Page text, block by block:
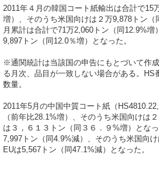
2011年４月の韓国コート紙輸出は合計で15
増）、そのうち米国向けは２万9,878トン
月累計は合計で71万2,060トン（同12.9%
9,897トン（同12.0％増）となった。
※通関統計は当該国の申告にもとづいて作
る月次、品目が一致しない場合がある。HS
数量。
2011年5月の中国中質コート紙（
（前年比28.1%増）、そのうち米国向けは
は３，６１３トン（同３６．９%増）とな
7,997トン（同4.9%減）、そのうち米国向け
EUは5,567トン（同47.1%減）となった。